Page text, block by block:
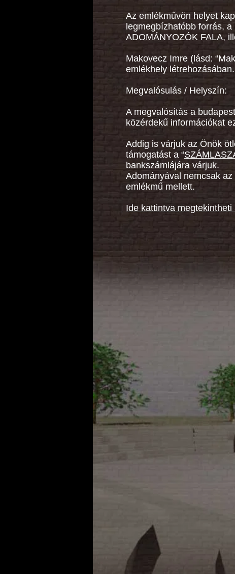
Az emlékművön helyet
legmegbízhatóbb forrás,
ADOMÁNYOZÓK FALA,
Makovecz Imre (lásd:
emlékhely létrehozásában.
Megvalósulás / Helyszín:
A megvalósítás a
közérdekű információkat
Addig is várjuk az Önök
támogatást a “
bankszámlájára várjuk.
Adományával nemcsak
emlékmű mellett.
Ide kattintva